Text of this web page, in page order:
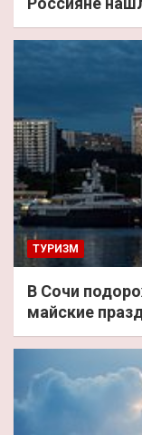
ТУРИЗМ
В Сочи
майские